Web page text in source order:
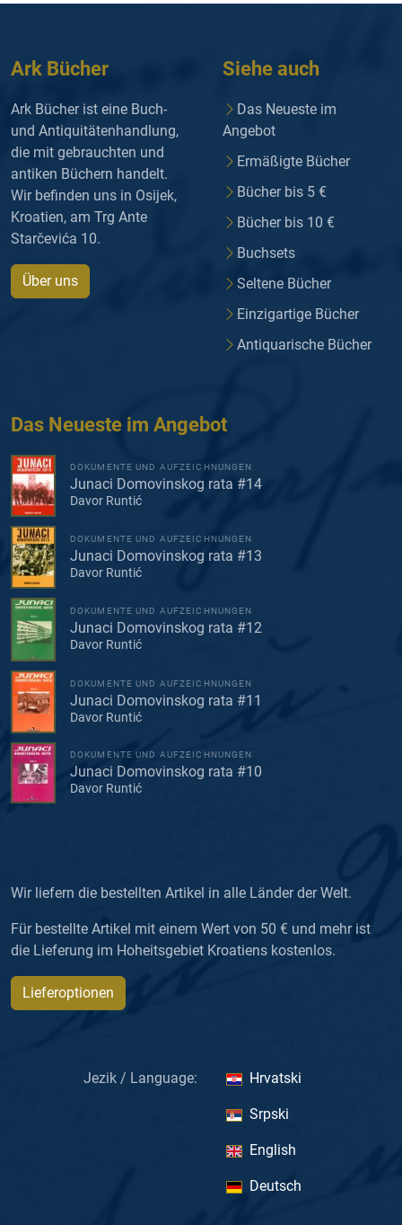
Ark Bücher
Ark Bücher ist eine Buch-
und Antiquitätenhandlung,
die mit gebrauchten und
antiken Büchern handelt.
Wir befinden uns in Osijek,
Kroatien, am Trg Ante
Starčevića 10.
Über uns
Siehe auch
Das Neueste im
Angebot
Ermäßigte Bücher
Bücher bis 5 €
Bücher bis 10 €
Buchsets
Seltene Bücher
Einzigartige Bücher
Antiquarische Bücher
Das Neueste im Angebot
DOKUMENTE UND AUFZEICHNUNGEN
Junaci Domovinskog rata #14
Davor Runtić
DOKUMENTE UND AUFZEICHNUNGEN
Junaci Domovinskog rata #13
Davor Runtić
DOKUMENTE UND AUFZEICHNUNGEN
Junaci Domovinskog rata #12
Davor Runtić
DOKUMENTE UND AUFZEICHNUNGEN
Junaci Domovinskog rata #11
Davor Runtić
DOKUMENTE UND AUFZEICHNUNGEN
Junaci Domovinskog rata #10
Davor Runtić
Wir liefern die bestellten Artikel in alle Länder der Welt.
Für bestellte Artikel mit einem Wert von 50 € und mehr ist
die Lieferung im Hoheitsgebiet Kroatiens kostenlos.
Lieferoptionen
Jezik / Language: Hrvatski
Srpski
English
Deutsch